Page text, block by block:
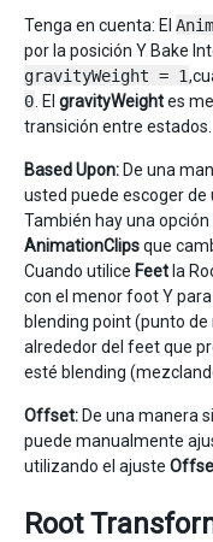
Tenga en cuenta: El
por la posición Y Bake
gravityWeight = 1
0 . El gravityWeightes
transición entre estados.
Based Upon: De una
usted puede escoger de
También hay una opción
AnimationClipsque
Cuando utilice Feet la
con el menor foot Y
blending point (punto
alrededor del feet que
esté blending
Offset: De una manera
puede manualmente
utilizando el ajuste
Root